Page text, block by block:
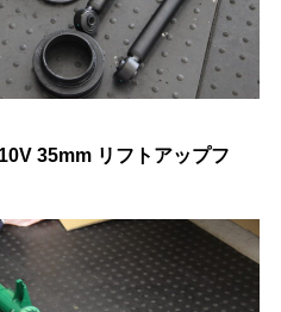
35mm リフトアップフ